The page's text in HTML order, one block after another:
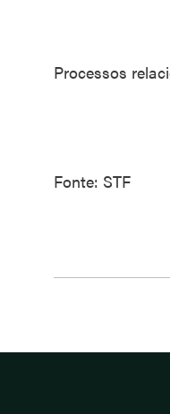
Processos
Fonte: STF